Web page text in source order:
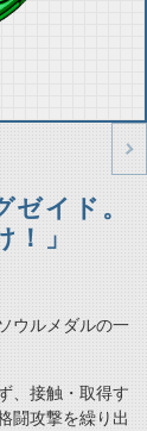
ゼイド。
」
ウルメダルの一
、接触・取得す
闘攻撃を繰り出